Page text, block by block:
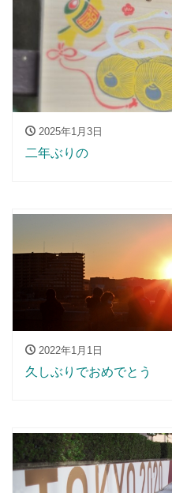
2025年1月3日
二年ぶりの
2022年1月1日
久しぶりでおめでとう